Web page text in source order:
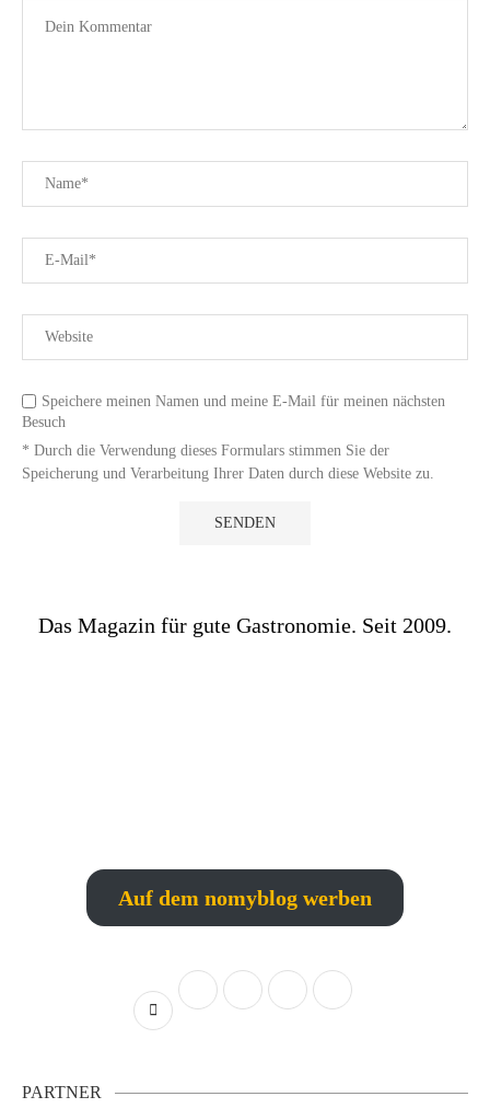
Speichere meinen Namen und meine E-Mail für meinen nächsten
Besuch
* Durch die Verwendung dieses Formulars stimmen Sie der
Speicherung und Verarbeitung Ihrer Daten durch diese Website zu.
Das Magazin für gute Gastronomie. Seit 2009.
Auf dem nomyblog werben
PARTNER